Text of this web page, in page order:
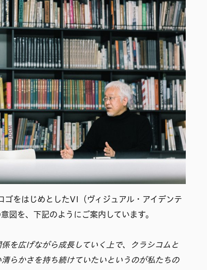
をはじめとしたVI（ヴィジュアル・アイデンテ
図を、下記のようにご案内しています。
を広げながら成長していく上で、クラシコムと
らかさを持ち続けていたいというのが私たちの